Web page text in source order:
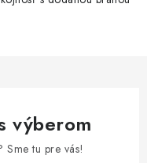
výberom
tu pre vás!